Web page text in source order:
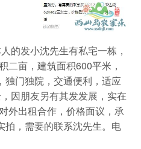
的发小沈先生有私宅一栋，
二亩，建筑面积600平米，
独门独院，交通便利，适应
因朋友另有其发发展，实在
外出租合作，价格面议，承
，需要的联系沈先生。 电